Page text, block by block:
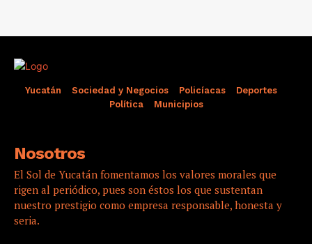
Yucatán Sociedad y Negocios Policíacas
Deportes
Política
Municipios
Nosotros
El Sol de Yucatán fomentamos los valores morales que
rigen al periódico, pues son éstos los que sustentan
nuestro prestigio como empresa responsable, honesta y
seria.